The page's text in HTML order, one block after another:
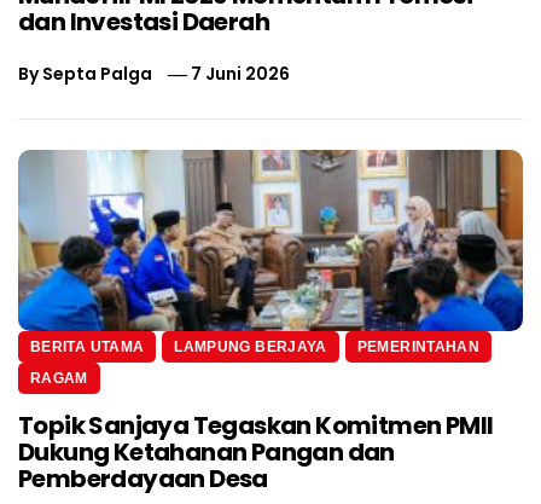
dan Investasi Daerah
BySepta Palga 7 Juni 2026
BERITA UTAMA LAMPUNG BERJAYA
PEMERINTAHAN
RAGAM
Topik Sanjaya Tegaskan Komitmen PMII
Dukung Ketahanan Pangan dan
Pemberdayaan Desa